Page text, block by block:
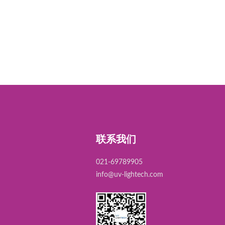
联系我们
021-69789905
info@uv-lightech.com